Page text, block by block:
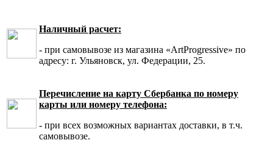
Наличный расчет:
- при самовывозе из магазина «ArtProgressive» по
адресу: г. Ульяновск, ул. Федерации, 25.
Перечисление на карту Сбербанка по номеру
карты или номеру телефона:
- при всех возможных вариантах доставки, в т.ч.
самовывозе.